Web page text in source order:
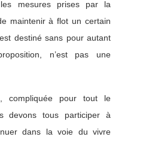
mesures prises par la
maintenir à flot un certain
destiné sans pour autant
n’est pas une
compliquée pour tout le
devons tous participer à
dans la voie du vivre